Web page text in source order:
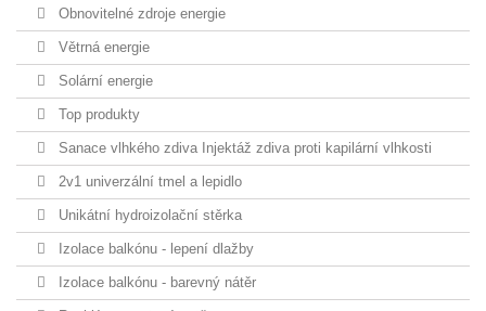
Obnovitelné zdroje energie
Větrná energie
Solární energie
Top produkty
Sanace vlhkého zdiva Injektáž zdiva proti kapilární vlhkosti
2v1 univerzální tmel a lepidlo
Unikátní hydroizolační stěrka
Izolace balkónu - lepení dlažby
Izolace balkónu - barevný nátěr